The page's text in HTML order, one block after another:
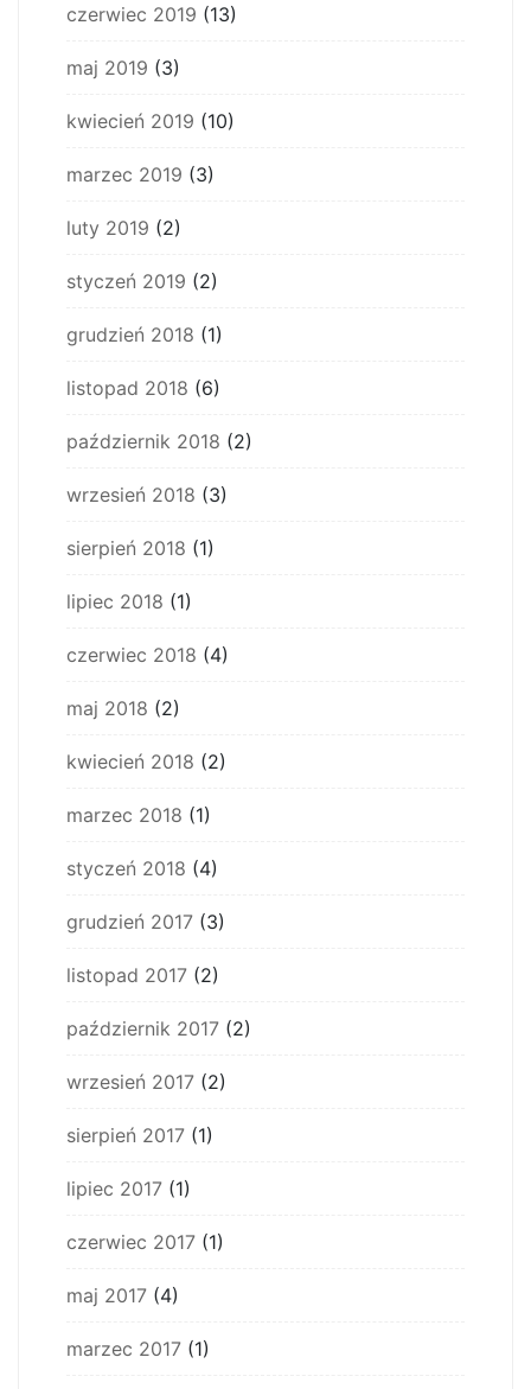
czerwiec 2019 (13)
maj 2019 (3)
kwiecień 2019 (10)
marzec 2019 (3)
luty 2019 (2)
styczeń 2019 (2)
grudzień 2018 (1)
listopad 2018 (6)
październik 2018 (2)
wrzesień 2018 (3)
sierpień 2018 (1)
lipiec 2018 (1)
czerwiec 2018 (4)
maj 2018 (2)
kwiecień 2018 (2)
marzec 2018 (1)
styczeń 2018 (4)
grudzień 2017 (3)
listopad 2017 (2)
październik 2017 (2)
wrzesień 2017 (2)
sierpień 2017 (1)
lipiec 2017 (1)
czerwiec 2017 (1)
maj 2017 (4)
marzec 2017 (1)